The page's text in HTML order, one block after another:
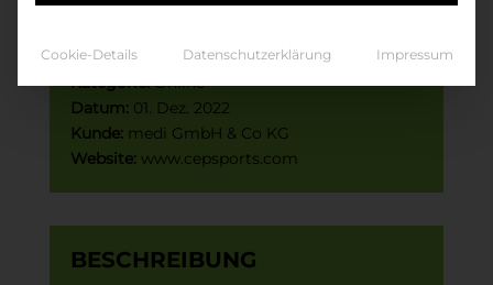
Lookbook
Kategorie:Online
Datum: 01. Dez. 2022
Kunde: medi GmbH & Co KG
Website: www.cepsports.com
BESCHREIBUNG
Cookie-Details Datenschutzerklärung Impressum